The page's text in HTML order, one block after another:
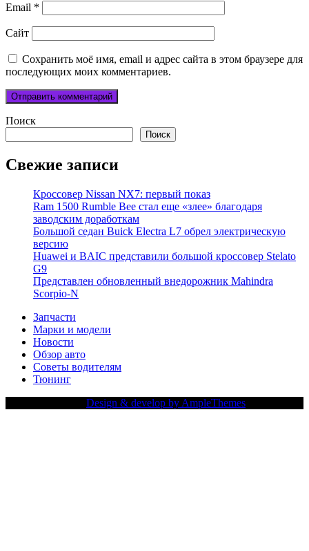
Email *
Сайт
Сохранить моё имя, email и адрес сайта в этом браузере для
последующих моих комментариев.
Поиск
Поиск
Свежие записи
Кроссовер Nissan NX7: первый показ
Ram 1500 Rumble Bee стал еще «злее» благодаря
заводским доработкам
Большой седан Buick Electra L7 обрел электрическую
версию
Huawei и BAIC представили большой кроссовер Stelato
G9
Представлен обновленный внедорожник Mahindra
Scorpio-N
Запчасти
Марки и модели
Новости
Обзор авто
Советы водителям
Тюнинг
Design & develop by AmpleThemes